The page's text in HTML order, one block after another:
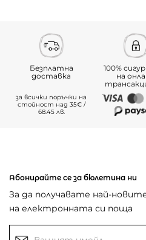
Безплатна
доставка
за всички поръчки на
стойност над 35€ /
68.45 лв.
100%
на
Абонирайте се за бюлетина ни
За да получавате най-
на електронната си поща